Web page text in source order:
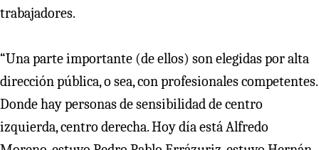
trabajadores.
“Una parte importante (de ellos) son elegidas por alta
dirección pública, o sea, con profesionales competentes.
Donde hay personas de sensibilidad de centro
izquierda, centro derecha. Hoy día está Alfredo